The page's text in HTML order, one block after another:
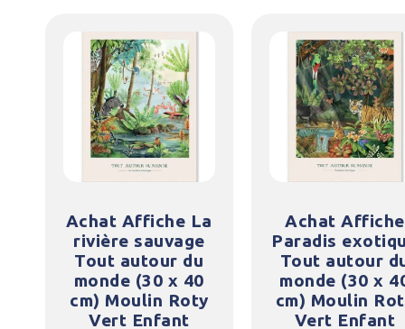
Achat Affiche La
rivière sauvage
Tout autour du
monde (30 x 40
cm) Moulin Roty
Vert Enfant
Achat Affiche
Paradis
Tout autour
monde (30 x
cm) Moulin
Vert Enfant